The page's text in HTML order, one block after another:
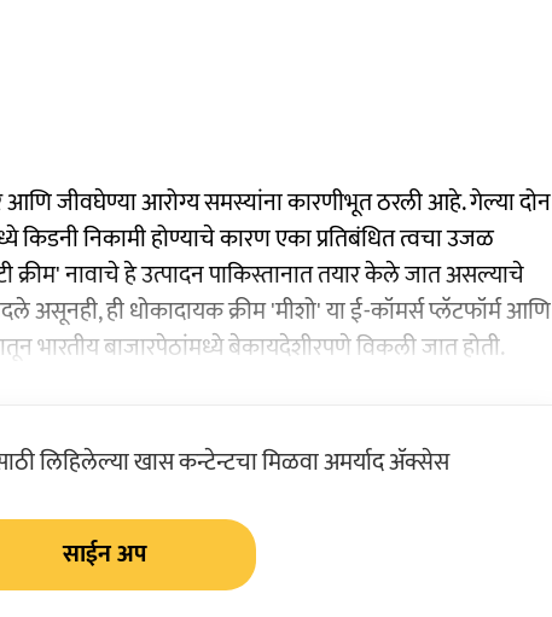
आणि जीवघेण्या आरोग्य समस्यांना कारणीभूत ठरली आहे. गेल्या दोन
किडनी निकामी होण्याचे कारण एका प्रतिबंधित त्वचा उजळ
क्रीम' नावाचे हे उत्पादन पाकिस्तानात तयार केले जात असल्याचे
असूनही, ही धोकादायक क्रीम 'मीशो' या ई-कॉमर्स प्लॅटफॉर्म आणि
भारतीय बाजारपेठांमध्ये बेकायदेशीरपणे विकली जात होती.
लिहिलेल्या खास कन्टेन्टचा मिळवा अमर्याद ॲक्सेस
साईन अप